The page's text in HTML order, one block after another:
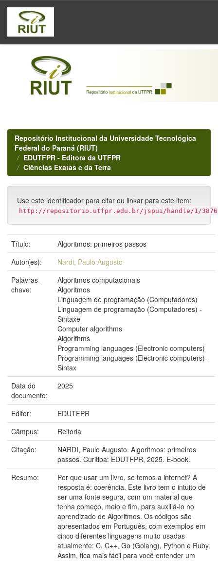
Skip
navigation
Repositório Institucional da Universidade Tecnológica
Federal do Paraná (RIUT)
EDUTFPR - Editora da UTFPR
Ciências Exatas e da Terra
Use este identificador para citar ou linkar para este item:
http://repositorio.utfpr.edu.br/jspui/handle/1/
Título:
Algoritmos: primeiros passos
Autor(es):
Nardi, Paulo Augusto
Palavras-
chave:
Algoritmos computacionais
Algoritmos
Linguagem de programação (Computadores)
Linguagem de programação (Computadores) -
Sintaxe
Computer algorithms
Algorithms
Programming languages (Electronic computers)
Programming languages (Electronic computers) -
Sintax
Data do
documento:
2025
Editor:
EDUTFPR
Câmpus:
Reitoria
Citação:
NARDI, Paulo Augusto. Algoritmos: primeiros
passos. Curitiba: EDUTFPR, 2025. E-book.
Resumo:
Por que usar um livro, se temos a internet? A
resposta é: coerência. Este livro tem o intuito de
ser uma fonte segura, com um material que
tenha começo, meio e fim, para auxiliá-lo no
aprendizado de Algoritmos. Os códigos são
apresentados em Português, com exemplos em
cinco diferentes linguagens muito usadas
atualmente: C, C++, Go (Golang), Python e Ruby.
Assim, fica mais fácil para você entender um